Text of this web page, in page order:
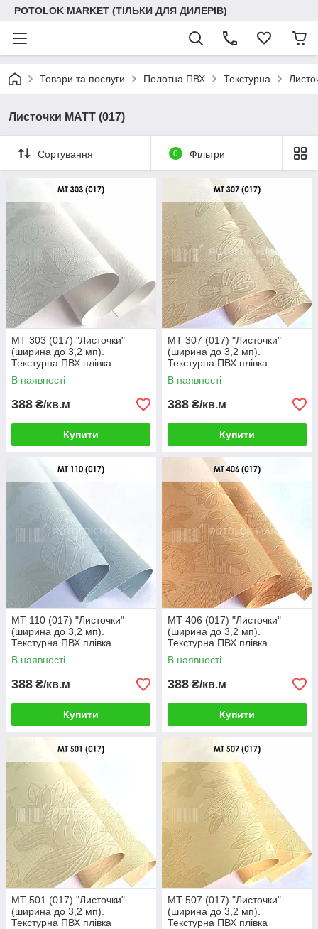
POTOLOK MARKET (ТІЛЬКИ ДЛЯ ДИЛЕРІВ)
Товари та послуги Полотна ПВХ Текстурна
Листочки МАТТ (017)
Сортування 0 Фільтри
MT 303 (017) "Листочки"
(ширина до 3,2 мп).
Текстурна ПВХ плівка
В наявності
388 ₴/кв.м
Купити
MT 307 (017) "Листочки"
(ширина до 3,2 мп).
Текстурна ПВХ плівка
В наявності
388 ₴/кв.м
Купити
MT 110 (017) "Листочки"
(ширина до 3,2 мп).
Текстурна ПВХ плівка
В наявності
388 ₴/кв.м
Купити
MT 406 (017) "Листочки"
(ширина до 3,2 мп).
Текстурна ПВХ плівка
В наявності
388 ₴/кв.м
Купити
MT 501 (017) "Листочки"
(ширина до 3,2 мп).
Текстурна ПВХ плівка
MT 507 (017) "Листочки"
(ширина до 3,2 мп).
Текстурна ПВХ плівка